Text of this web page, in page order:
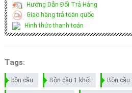
Hướng Dẫn Đổi Trả Hàng
Giao hàng trả toàn quốc
Hình thức thanh toán
Tags:
bồn cầu Bồn cầu 1 khối Bồn cầu